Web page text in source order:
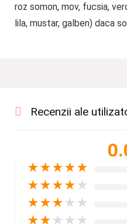
roz somon, mov, fucsia,
lila, mustar, galben) daca
Recenzii ale
★★★★★
★★★★ ★
★★★ ★ ★
★★ ★ ★ ★